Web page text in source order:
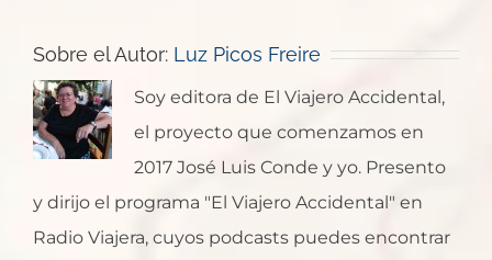
Sobre el Autor: Luz Picos Freire
Soy editora de El Viajero Accidental,
el proyecto que comenzamos en
2017 José Luis Conde y yo. Presento
y dirijo el programa "El Viajero Accidental" en
Radio Viajera, cuyos podcasts puedes encontrar